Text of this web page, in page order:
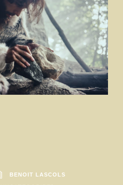
BENOIT LASCOLS